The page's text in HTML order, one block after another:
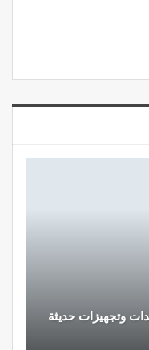
وتجهيزات حديثة